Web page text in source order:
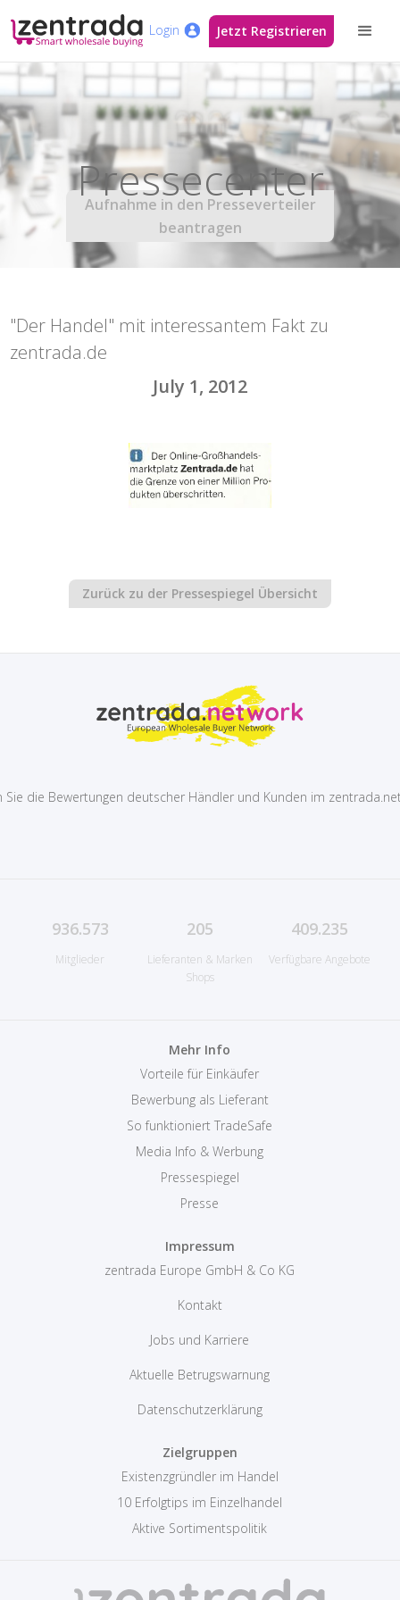
Login Jetzt Registrieren
Pressecenter
Aufnahme in den Presseverteiler
beantragen
"Der Handel" mit interessantem Fakt zu
zentrada.de
July 1, 2012
Zurück zu der Pressespiegel Übersicht
Sie die Bewertungen deutscher Händler und Kunden im
936.573
Mitglieder
205
Lieferanten & Marken
Shops
409.235
Verfügbare Angebote
Mehr Info
Vorteile für Einkäufer
Bewerbung als Lieferant
So funktioniert TradeSafe
Media Info & Werbung
Pressespiegel
Presse
Impressum
zentrada Europe GmbH & Co KG
Kontakt
Jobs und Karriere
Aktuelle Betrugswarnung
Datenschutzerklärung
Zielgruppen
Existenzgründler im Handel
10 Erfolgtips im Einzelhandel
Aktive Sortimentspolitik